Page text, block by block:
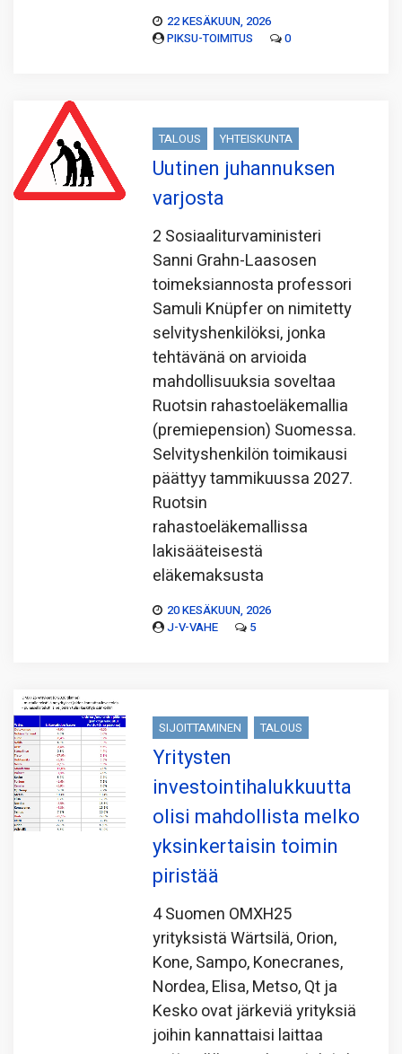
22 KESÄKUUN, 2026
PIKSU-TOIMITUS
0
TALOUS YHTEISKUNTA
Uutinen juhannuksen
varjosta
2 Sosiaaliturvaministeri
Sanni Grahn-Laasosen
toimeksiannosta professori
Samuli Knüpfer on nimitetty
selvityshenkilöksi, jonka
tehtävänä on arvioida
mahdollisuuksia soveltaa
Ruotsin rahastoeläkemallia
(premiepension) Suomessa.
Selvityshenkilön toimikausi
päättyy tammikuussa 2027.
Ruotsin
rahastoeläkemallissa
lakisääteisestä
eläkemaksusta
20 KESÄKUUN, 2026
J-V-VAHE
5
SIJOITTAMINEN TALOUS
Yritysten
investointihalukkuutta
olisi mahdollista melko
yksinkertaisin toimin
piristää
4 Suomen OMXH25
yrityksistä Wärtsilä, Orion,
Kone, Sampo, Konecranes,
Nordea, Elisa, Metso, Qt ja
Kesko ovat järkeviä yrityksiä
joihin kannattaisi laittaa